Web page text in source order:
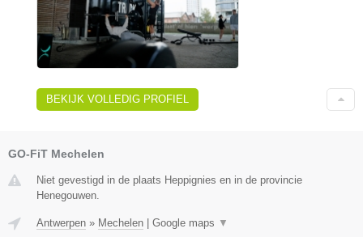
BEKIJK VOLLEDIG PROFIEL
GO-FiT Mechelen
Niet gevestigd in de plaats Heppignies en in de provincie
Henegouwen.
Antwerpen » Mechelen | Google maps ▼